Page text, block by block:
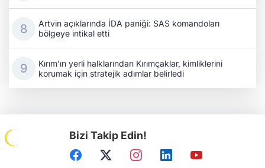
Artvin açıklarında İDA paniği: SAS komandoları
bölgeye intikal etti
Kırım’ın yerli halklarından Kırımçaklar, kimliklerini
korumak için stratejik adımlar belirledi
Bizi Takip Edin!